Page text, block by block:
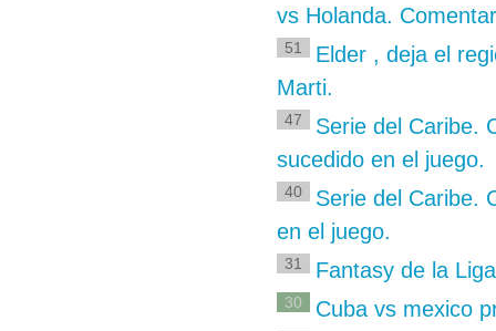
vs Holanda.
51
Elder , deja el
Marti.
47
Serie del Caribe.
sucedido en el juego.
40
Serie del Caribe.
en el juego.
31 Fantasy de la
30 Cuba vs mexico